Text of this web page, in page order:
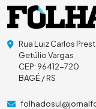
Rua Luiz Carlos
Getúlio Vargas
CEP: 96412-720
BAGÉ / RS